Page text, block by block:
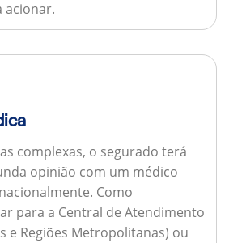
acionar.
complexas, o segurado terá
opinião com um médico
Como
para a Central de Atendimento
e Regiões Metropolitanas) ou